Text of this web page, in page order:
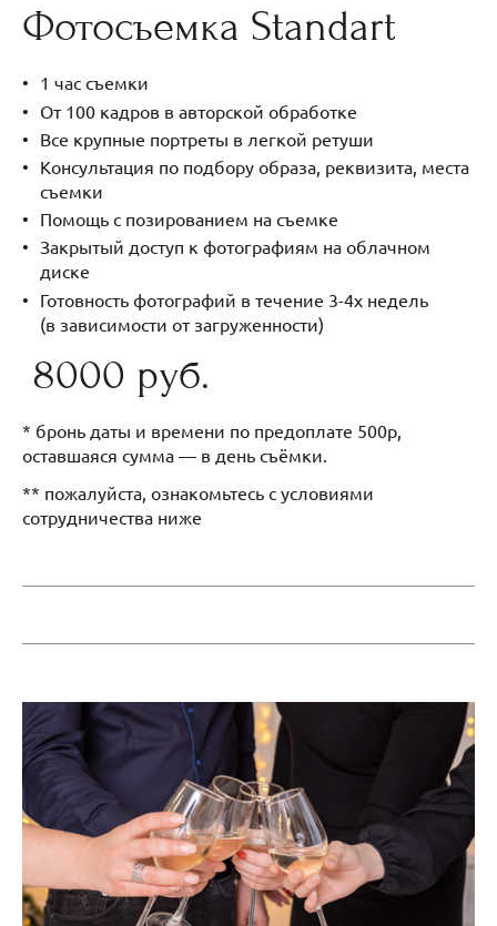
Фотосъемка Standart
1 час съемки
От 100 кадров в авторской обработке
Все крупные портреты в легкой ретуши
Консультация по подбору образа, реквизита, места
съемки
Помощь с позированием на съемке
Закрытый доступ к фотографиям на облачном
диске
Готовность фотографий в течение 3-4х недель
(в зависимости от загруженности)
8000 руб.
* бронь даты и времени по предоплате 500р,
оставшаяся сумма — в день съёмки.
** пожалуйста, ознакомьтесь с условиями
сотрудничества ниже